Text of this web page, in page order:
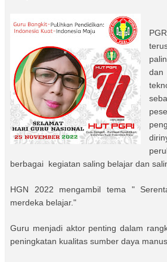
berbagai kegiatan saling belajar dan
HGN 2022 mengambil tema "
merdeka belajar."
Guru menjadi aktor penting dalam
peningkatan kualitas sumber daya